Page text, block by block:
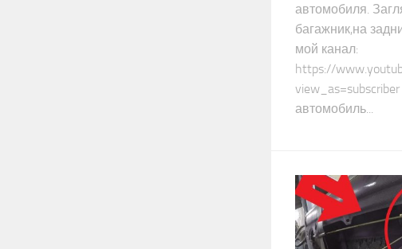
автомобиля.
багажник,на
мой канал:
https://
автомобиль...